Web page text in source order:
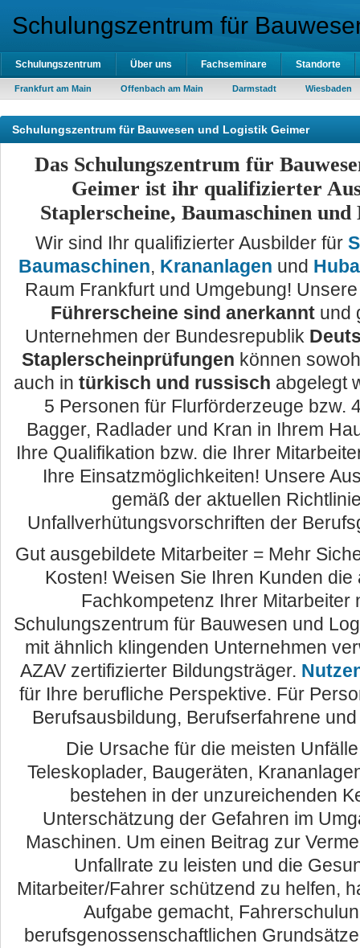
Schulungszentrum für
Schulungszentrum Über uns Fachseminare Standorte
Frankfurt am Main Offenbach am Main Darmstadt Wiesbaden
Schulungszentrum für Bauwesen und Logistik Geimer
Das Schulungszentrum für
Geimer ist ihr qualifizierter
Staplerscheine, Baumaschinen
Wir sind Ihr qualifizierter Ausbilder für
Baumaschinen, Krananlagen und
Raum Frankfurt und Umgebung!
Führerscheine sind anerkanntund
Unternehmen der Bundesrepublik
Staplerscheinprüfungen können
auch in türkisch und russisch abgelegt
5 Personen für Flurförderzeuge bzw.
Bagger, Radlader und Kran in Ihrem
Ihre Qualifikation bzw. die Ihrer
Ihre Einsatzmöglichkeiten! Unsere
gemäß der aktuellen
Unfallverhütungsvorschriften der
Gut ausgebildete Mitarbeiter = Mehr
Kosten! Weisen Sie Ihren Kunden
Fachkompetenz Ihrer Mitarbeiter
Schulungszentrum für Bauwesen und
mit ähnlich klingenden Unternehmen
AZAV zertifizierter Bildungsträger.
für Ihre berufliche Perspektive. Für
Berufsausbildung, Berufserfahrene
Die Ursache für die meisten
Teleskoplader, Baugeräten,
bestehen in der unzureichenden
Unterschätzung der Gefahren im
Maschinen. Um einen Beitrag zur
Unfallrate zu leisten und die
Mitarbeiter/Fahrer schützend zu helfen,
Aufgabe gemacht,
berufsgenossenschaftlichen